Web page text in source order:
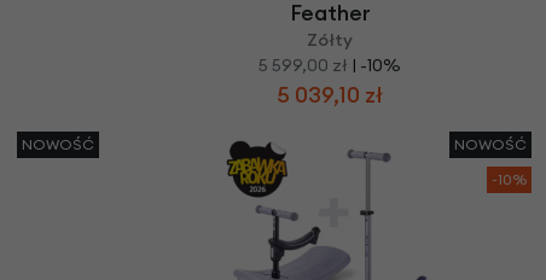
Feather
Zółty
5 599,00 zł | -10%
5 039,10 zł
NOWOŚĆ
NOWOŚĆ
-10%